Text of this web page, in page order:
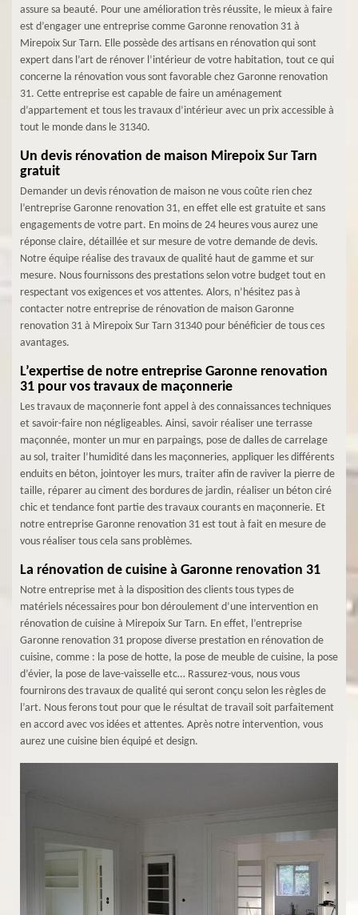
assure sa beauté. Pour une amélioration très réussite, le mieux à faire
est d’engager une entreprise comme Garonne renovation 31 à
Mirepoix Sur Tarn. Elle possède des artisans en rénovation qui sont
expert dans l’art de rénover l’intérieur de votre habitation, tout ce qui
concerne la rénovation vous sont favorable chez Garonne renovation
31. Cette entreprise est capable de faire un aménagement
d’appartement et tous les travaux d’intérieur avec un prix accessible à
tout le monde dans le 31340.
Un devis rénovation de maison Mirepoix Sur Tarn
gratuit
Demander un devis rénovation de maison ne vous coûte rien chez
l’entreprise Garonne renovation 31, en effet elle est gratuite et sans
engagements de votre part. En moins de 24 heures vous aurez une
réponse claire, détaillée et sur mesure de votre demande de devis.
Notre équipe réalise des travaux de qualité haut de gamme et sur
mesure. Nous fournissons des prestations selon votre budget tout en
respectant vos exigences et vos attentes. Alors, n’hésitez pas à
contacter notre entreprise de rénovation de maison Garonne
renovation 31 à Mirepoix Sur Tarn 31340 pour bénéficier de tous ces
avantages.
L’expertise de notre entreprise Garonne renovation
31 pour vos travaux de maçonnerie
Les travaux de maçonnerie font appel à des connaissances techniques
et savoir-faire non négligeables. Ainsi, savoir réaliser une terrasse
maçonnée, monter un mur en parpaings, pose de dalles de carrelage
au sol, traiter l’humidité dans les maçonneries, appliquer les différents
enduits en béton, jointoyer les murs, traiter afin de raviver la pierre de
taille, réparer au ciment des bordures de jardin, réaliser un béton ciré
chic et tendance font partie des travaux courants en maçonnerie. Et
notre entreprise Garonne renovation 31 est tout à fait en mesure de
vous réaliser tous cela sans problèmes.
La rénovation de cuisine à Garonne renovation 31
Notre entreprise met à la disposition des clients tous types de
matériels nécessaires pour bon déroulement d’une intervention en
rénovation de cuisine à Mirepoix Sur Tarn. En effet, l’entreprise
Garonne renovation 31 propose diverse prestation en rénovation de
cuisine, comme : la pose de hotte, la pose de meuble de cuisine, la pose
d’évier, la pose de lave-vaisselle etc… Rassurez-vous, nous vous
fournirons des travaux de qualité qui seront conçu selon les règles de
l’art. Nous ferons tout pour que le résultat de travail soit parfaitement
en accord avec vos idées et attentes. Après notre intervention, vous
aurez une cuisine bien équipé et design.